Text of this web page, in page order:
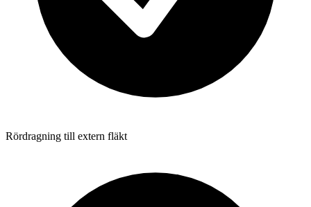
Rördragning till extern fläkt